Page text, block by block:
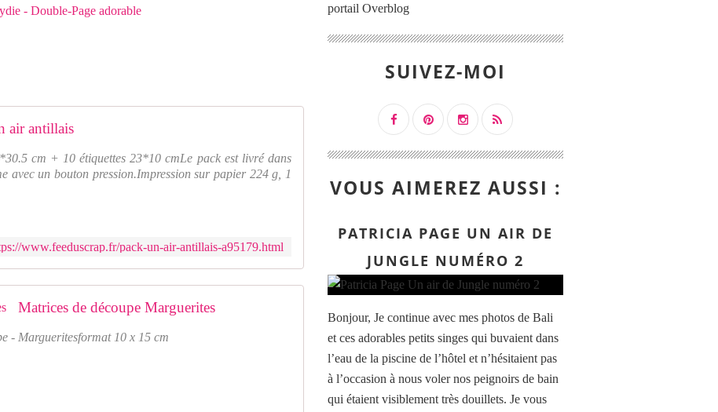
air antillais
cm + 10 étiquettes 23*10 cmLe pack est livré dans
avec un bouton pression.Impression sur papier 224 g, 1
www.feeduscrap.fr/pack-un-air-antillais-a95179.html
Matrices de découpe Marguerites
- Margueritesformat 10 x 15 cm
portail Overblog
SUIVEZ-MOI
VOUS AIMEREZ AUSSI :
PATRICIA PAGE UN AIR DE
JUNGLE NUMÉRO 2
Bonjour, Je continue avec mes photos de Bali
et ces adorables petits singes qui buvaient dans
l’eau de la piscine de l’hôtel et n’hésitaient pas
à l’occasion à nous voler nos peignoirs de bain
qui étaient visiblement très douillets. Je vous